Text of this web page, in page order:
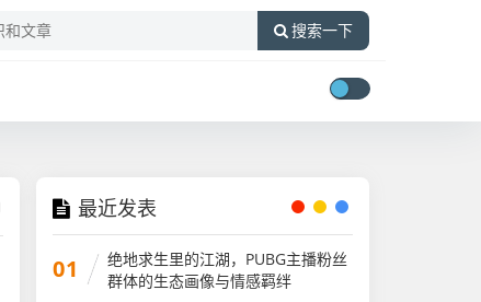
搜索一下
最近发表
01
绝地求生里的江湖，PUBG主播粉丝
群体的生态画像与情感羁绊